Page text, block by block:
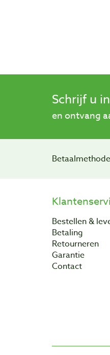
Schrijf u
en ontvang
Bestellen &
Betaling
Retourneren
Garantie
Contact